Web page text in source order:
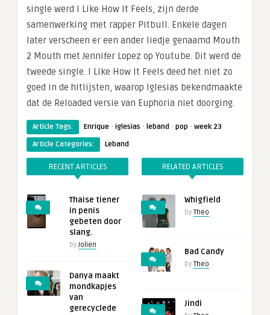
single werd I Like How It Feels, zijn derde
samenwerking met rapper Pitbull. Enkele dagen
later verscheen er een ander liedje genaamd Mouth
2 Mouth met Jennifer Lopez op Youtube. Dit werd de
tweede single. I Like How It Feels deed het niet zo
goed in de hitlijsten, waarop Iglesias bekendmaakte
dat de Reloaded versie van Euphoria niet doorging.
Article Tags: Enrique · iglesias · leband · pop · week 23
Article Categories:
Leband
RECENT ARTICLES
Thaise tiener
in penis
gebeten door
slang.
byJolien
Danya maakt
mondkapjes
van
gerecyclede
RELATED ARTICLES
Whigfield
by Theo
Bad Candy
by Theo
Jindi